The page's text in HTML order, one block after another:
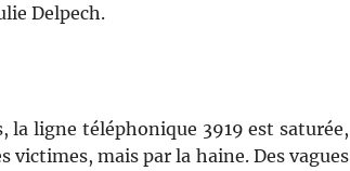
Delpech.
la ligne téléphonique 3919 est saturée,
victimes, mais par la haine. Des vagues